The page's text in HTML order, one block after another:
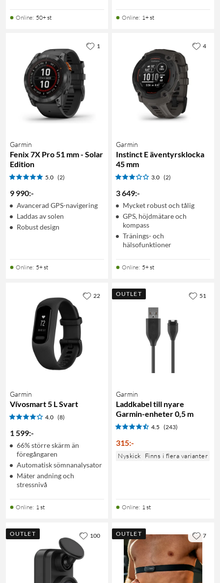
Online: 50+ st Online: 1+ st
Garmin
Fenix 7X Pro 51 mm - Solar
Edition
5.0 (2)
9 990:-
Avancerad GPS-navigering
Laddas av solen
Robust design
Online: 5+ st
1
Garmin
Instinct E äventyrsklocka
45 mm
3.0 (2)
3 649:-
Mycket robust och tålig
GPS, höjdmätare och
kompass
Tränings- och
hälsofunktioner
Online: 5+ st
4
Garmin
Vívosmart 5 L Svart
4.0 (8)
1 599:-
66% större skärm än
föregångaren
Automatisk sömnanalysator
Mäter andning och
stressnivå
Online: 1 st
22 OUTLET
Garmin
Laddkabel till nyare
Garmin-enheter 0,5 m
4.5 (243)
315:-
Nyskick Finns i flera varianter
Online: 1 st
51
OUTLET 100 OUTLET 7